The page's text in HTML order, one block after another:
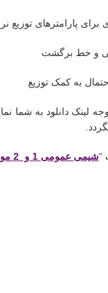
پارامترهای توزیع
و خط برگشت
به کمک توزیع
لینک دانلود به شما
“شیمی عمومی 1 و 2 مورتیمر